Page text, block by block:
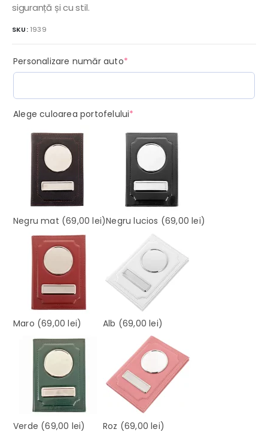
siguranță și cu stil.
SKU: 1939
Personalizare număr auto*
Alege culoarea portofelului*
Negru mat (69,00 lei)Negru lucios (69,00 lei)
Maro (69,00 lei) Alb (69,00 lei)
Verde (69,00 lei) Roz (69,00 lei)